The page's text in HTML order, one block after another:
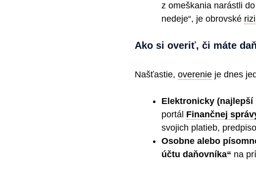
z omeškania narástli
nedeje“, je obrovské
Ako si overiť, či máte
Našťastie, overenie je dnes
Elektronicky (najlepší
portál Finančnej
svojich platieb,
Osobne alebo
účtu daňovníka“ na